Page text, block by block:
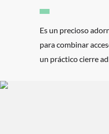
Es un precioso
para combinar
un práctico cierre